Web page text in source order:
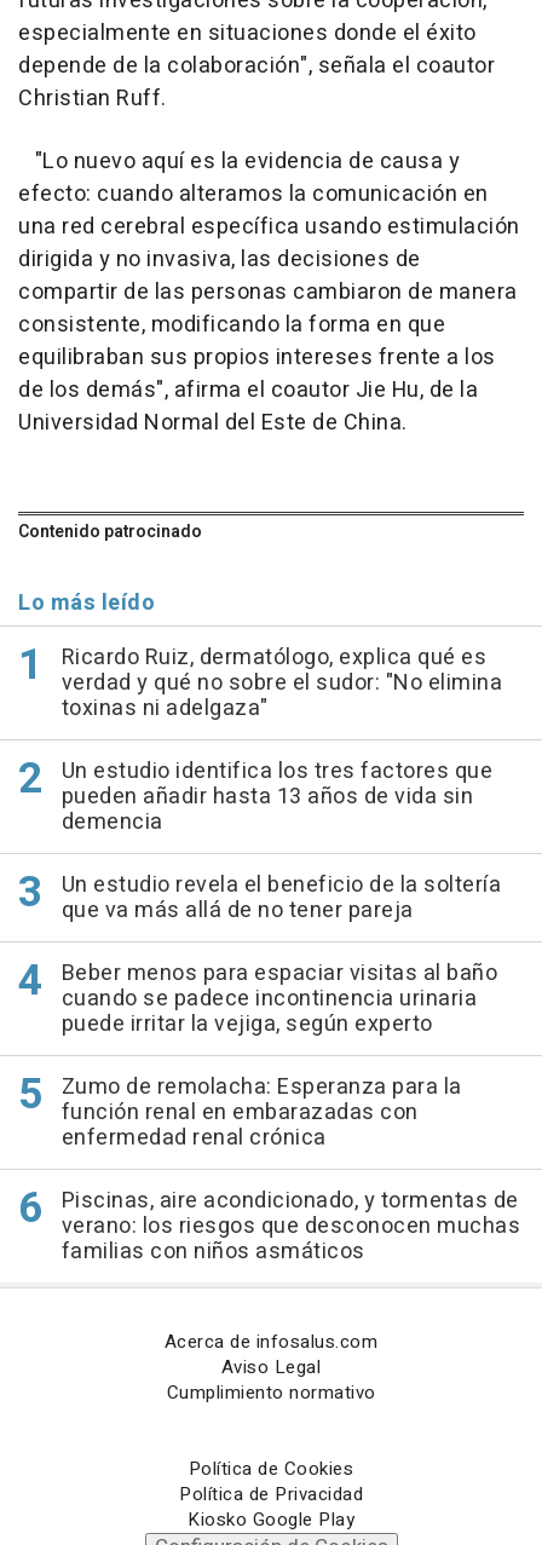
especialmente en situaciones donde el éxito
depende de la colaboración", señala el coautor
Christian Ruff.
"Lo nuevo aquí es la evidencia de causa y
efecto: cuando alteramos la comunicación en
una red cerebral específica usando estimulación
dirigida y no invasiva, las decisiones de
compartir de las personas cambiaron de manera
consistente, modificando la forma en que
equilibraban sus propios intereses frente a los
de los demás", afirma el coautor Jie Hu, de la
Universidad Normal del Este de China.
Contenido patrocinado
Lo más leído
Ricardo Ruiz, dermatólogo, explica qué es
verdad y qué no sobre el sudor: "No elimina
toxinas ni adelgaza"
Un estudio identifica los tres factores que
pueden añadir hasta 13 años de vida sin
demencia
Un estudio revela el beneficio de la soltería
que va más allá de no tener pareja
Beber menos para espaciar visitas al baño
cuando se padece incontinencia urinaria
puede irritar la vejiga, según experto
Zumo de remolacha: Esperanza para la
función renal en embarazadas con
enfermedad renal crónica
Piscinas, aire acondicionado, y tormentas de
verano: los riesgos que desconocen muchas
familias con niños asmáticos
Acerca de infosalus.com
Aviso Legal
Cumplimiento normativo
Política de Cookies
Política de Privacidad
Kiosko Google Play